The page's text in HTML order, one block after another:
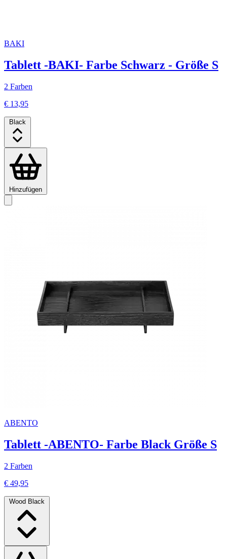
BAKI
Tablett -BAKI- Farbe Schwarz - Größe S
2 Farben
€ 13,95
Black
Hinzufügen
ABENTO
Tablett -ABENTO- Farbe Black Größe S
2 Farben
€ 49,95
Wood Black